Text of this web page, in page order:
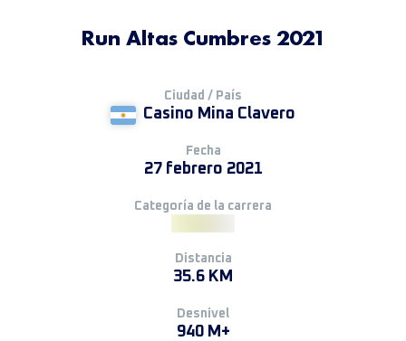
Run Altas Cumbres 2021
Ciudad / País
Casino Mina Clavero
Fecha
27 febrero 2021
Categoría de la carrera
Distancia
35.6 KM
Desnivel
940 M+